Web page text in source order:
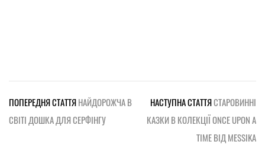
ПОПЕРЕДНЯ СТАТТЯНАЙДОРОЖЧА В
СВІТІ ДОШКА ДЛЯ СЕРФІНГУ
НАСТУПНА СТАТТЯСТАРОВИННІ
КАЗКИ В КОЛЕКЦІЇ ONCE UPON A
TIME ВІД MESSIKA